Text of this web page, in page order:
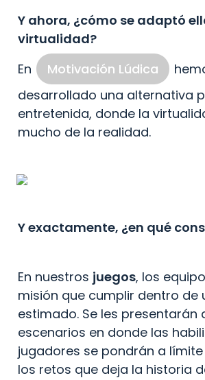
Y ahora, ¿cómo se adaptó
virtualidad?
En
Motivación Lúdica
desarrollado una alternativa
entretenida, donde la
mucho de la realidad.
Y exactamente, ¿en qué
En nuestros juegos, los
misión que cumplir dentro de
estimado. Se les presentarán
escenarios en donde las
jugadores se pondrán a
los retos que deja la historia